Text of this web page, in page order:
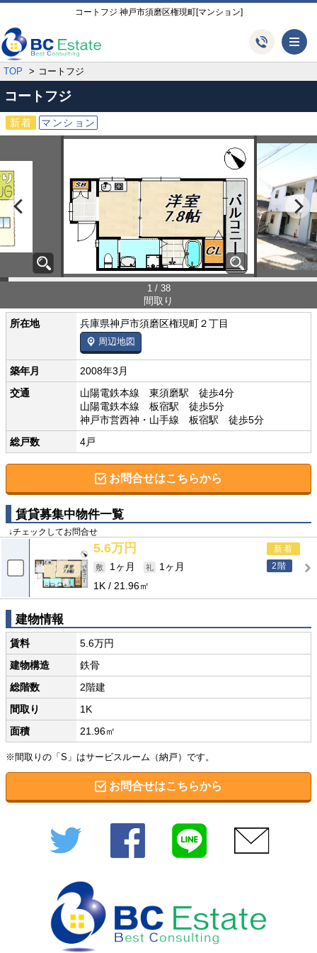
コートフジ 神戸市須磨区権現町[マンション]
TOP コートフジ
コートフジ
新着 マンション
1 / 38
間取り
所在地 兵庫県神戸市須磨区権現町２丁目
周辺地図
築年月
2008年3月
交通
山陽電鉄本線 東須磨駅 徒歩4分
山陽電鉄本線 板宿駅 徒歩5分
神戸市営西神・山手線 板宿駅 徒歩5分
総戸数
4戸
お問合せはこちらから
賃貸募集中物件一覧
↓チェックしてお問合せ
新着
2階
5.6万円
1ヶ月
1ヶ月
1K
21.96㎡
建物情報
賃料
5.6万円
建物構造
鉄骨
総階数
2階建
間取り
1K
面積
21.96㎡
※間取りの「S」はサービスルーム（納戸）です。
お問合せはこちらから
Twitter Facebook